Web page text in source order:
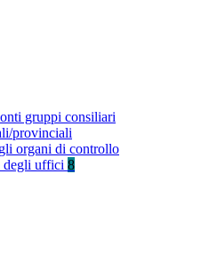
gruppi consiliari
provinciali
organi di controllo
degli uffici 8